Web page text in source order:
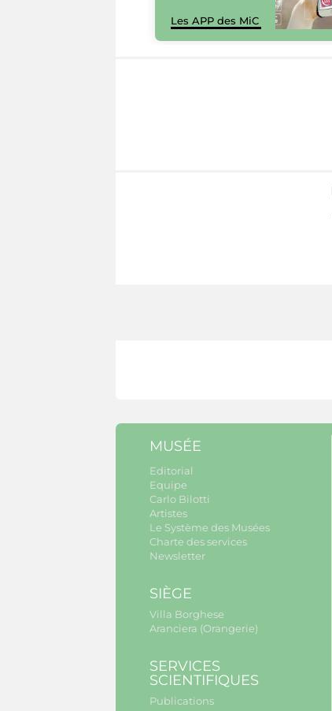
Les APP des MiC
MUSÉE
Editorial
Equipe
Carlo Bilotti
Artistes
Le Système des Musées
Charte des services
Newsletter
SIÈGE
Villa Borghese
Aranciera (Orangerie)
SERVICES
SCIENTIFIQUES
Publications